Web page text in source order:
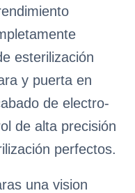
esterilización
y puerta en
de electro-
de alta precisión
perfectos.
una vision